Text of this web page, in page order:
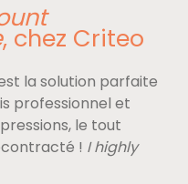
, chez Criteo
la solution parfaite
professionnel et
le tout
! I highly